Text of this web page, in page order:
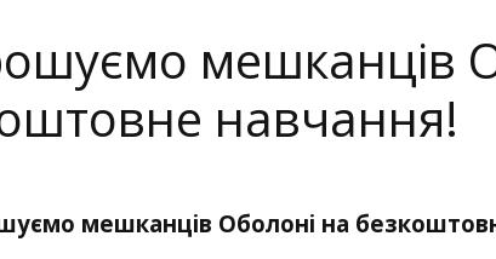
мешканців
навчання!
мешканців Оболоні на